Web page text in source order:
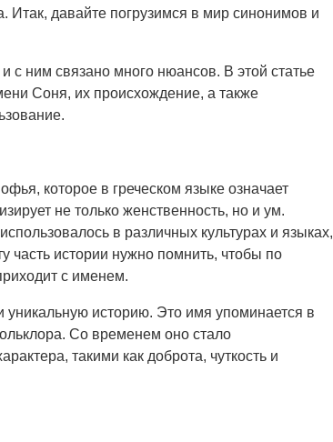
давайте погрузимся в мир синонимов и
с ним связано много нюансов. В этой статье
Соня, их происхождение, а также
которое в греческом языке означает
не только женственность, но и ум.
в различных культурах и языках,
часть истории нужно помнить, чтобы по
с именем.
уникальную историю. Это имя упоминается в
Со временем оно стало
такими как доброта, чуткость и